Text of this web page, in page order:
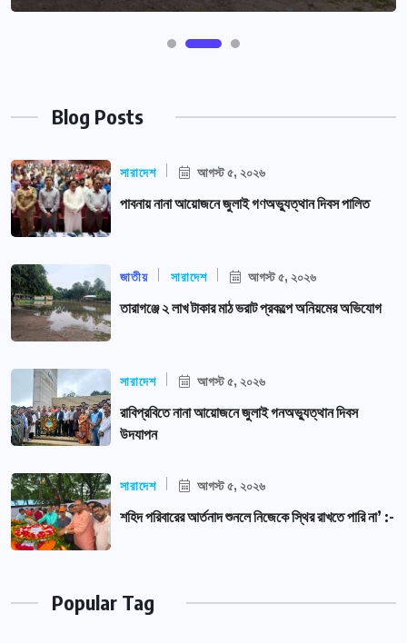
Blog Posts
সারাদেশ আগস্ট ৫, ২০২৬
পাবনায় নানা আয়োজনে জুলাই গণঅভ্যুত্থান দিবস পালিত
জাতীয় সারাদেশ আগস্ট ৫, ২০২৬
তারাগঞ্জে ২ লাখ টাকার মাঠ ভরাট প্রকল্পে অনিয়মের অভিযোগ
সারাদেশ আগস্ট ৫, ২০২৬
রাবিপ্রবিতে নানা আয়োজনে জুলাই গনঅভ্যুত্থান দিবস
উদযাপন
সারাদেশ আগস্ট ৫, ২০২৬
শহিদ পরিবারের আর্তনাদ শুনলে নিজেকে স্থির রাখতে পারি না’ :-
Popular Tag